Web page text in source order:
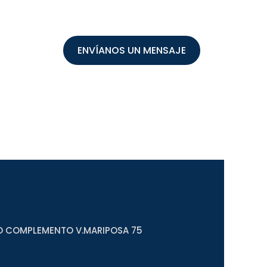
ENVÍANOS UN MENSAJE
V.MARIPOSA 75